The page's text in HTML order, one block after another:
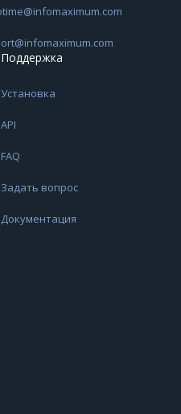
Поддержка
Установка
API
FAQ
Задать вопрос
Документация